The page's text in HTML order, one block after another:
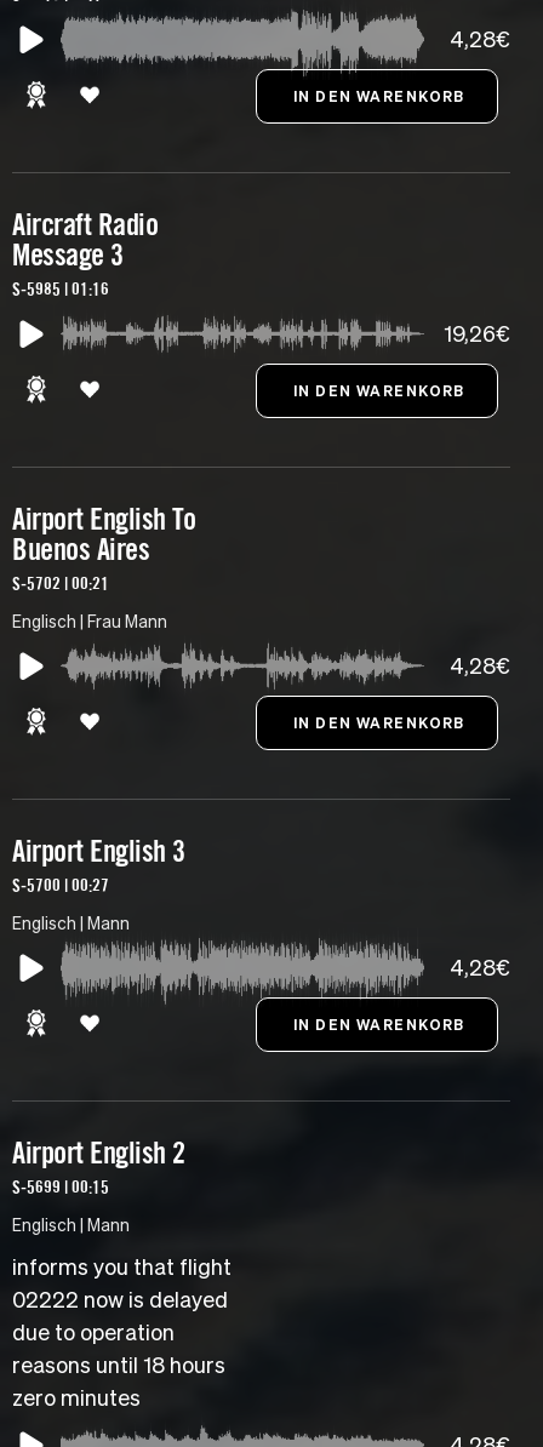
4,28€
Aircraft Radio
Message 3
S-5985 | 01:16
19,26€
Airport English To
Buenos Aires
S-5702 | 00:21
Englisch | Frau Mann
4,28€
Airport English 3
S-5700 | 00:27
Englisch | Mann
4,28€
Airport English 2
S-5699 | 00:15
Englisch | Mann
informs you that flight
02222 now is delayed
due to operation
reasons until 18 hours
zero minutes